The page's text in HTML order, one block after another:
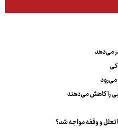
می‌دهد
می‌رود
را کاهش می‌دهند
تعلل و وقفه مواجه شد؟